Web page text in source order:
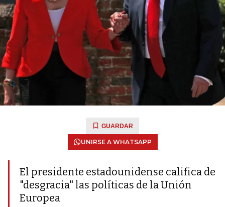
GUARDAR
UNIRSE A WHATSAPP
El presidente estadounidense califica de
"desgracia" las políticas de la Unión
Europea